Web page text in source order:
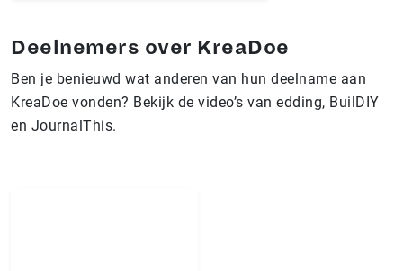
Deelnemers over KreaDoe
Ben je benieuwd wat anderen van hun deelname aan
KreaDoe vonden? Bekijk de video’s van edding, BuilDIY
en JournalThis.